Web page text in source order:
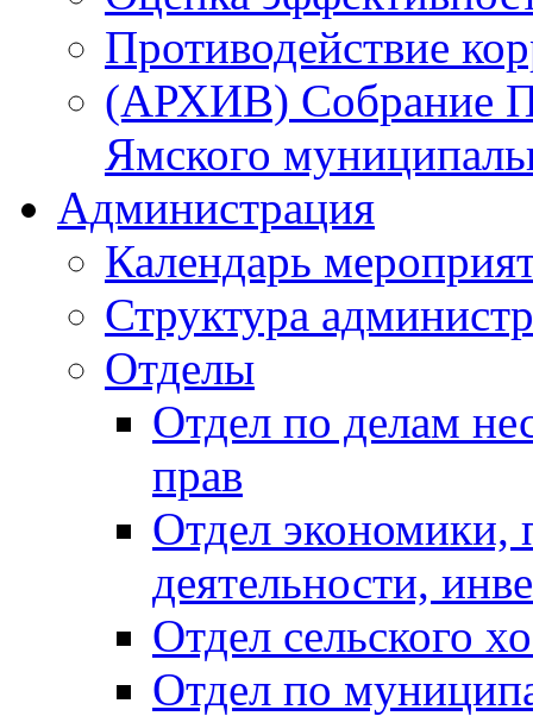
Противодействие
(АРХИВ) Собрание
Ямского
Администрация
Календарь
Структура
Отделы
Отдел по делам
прав
Отдел экономики,
деятельности,
Отдел сельского
Отдел по